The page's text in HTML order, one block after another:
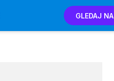
GLEDAJ NA